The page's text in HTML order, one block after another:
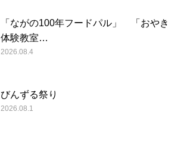
「ながの100年フードパル」 「おやき
体験教室…
2026.08.4
びんずる祭り
2026.08.1